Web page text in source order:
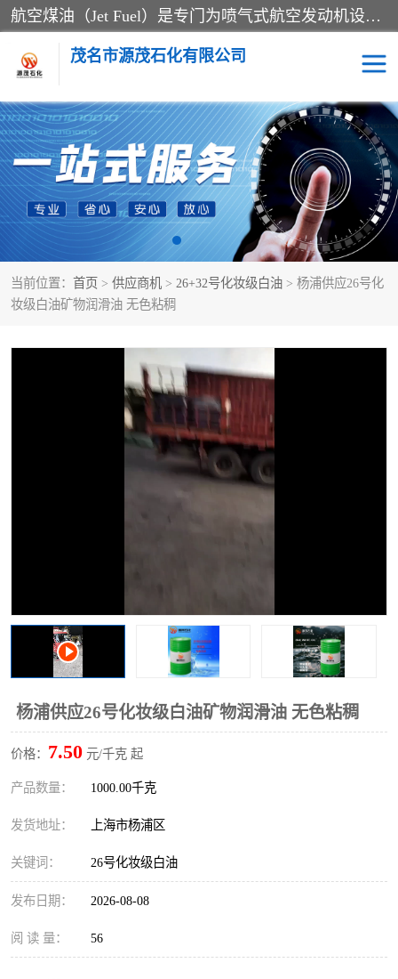
航空煤油（Jet Fuel）是专门为喷气式航空发动机设计的高纯度燃料，主要分为Jet A、Jet A-1和Jet B等类型。其特点是闪点高、低温流动性好，并添加了抗静电剂和抗氧化剂以确保飞行安全。航空煤油需
茂名市源茂石化有限公司
当前位置： 首页 > 供应商机 > 26+32号化妆级白油 > 杨浦供应26号化
妆级白油矿物润滑油 无色粘稠
杨浦供应26号化妆级白油矿物润滑油 无色粘稠
价格： 7.50 元/千克 起
产品数量： 1000.00千克
发货地址： 上海市杨浦区
关键词： 26号化妆级白油
发布日期： 2026-08-08
阅 读 量： 56
RP3航空煤油 D20+D30溶剂油
D40+D60溶剂油 D80+D100溶剂油
6号+120号溶剂油 260号溶剂油
异构烷烃 天然乳胶
26+32号化妆级白油 46+68号化妆级白油